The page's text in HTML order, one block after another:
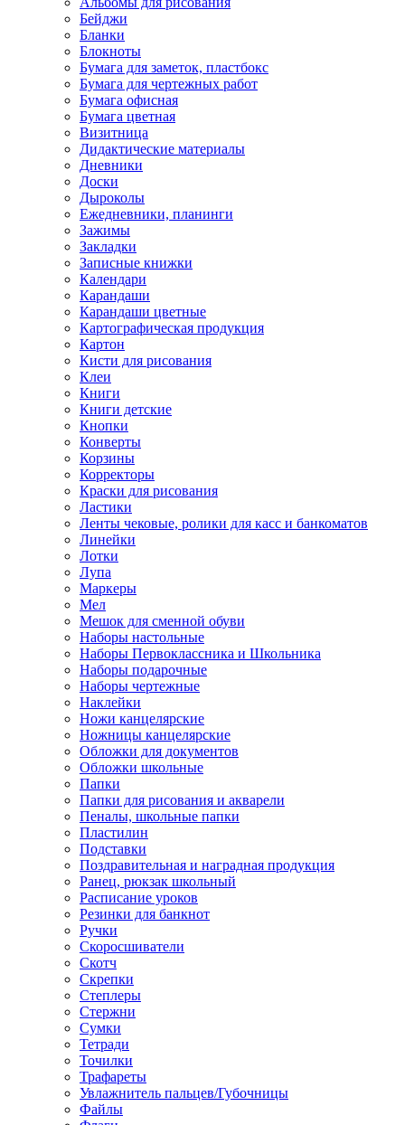
Бейджи
Бланки
Блокноты
Бумага для заметок, пластбокс
Бумага для чертежных работ
Бумага офисная
Бумага цветная
Визитница
Дидактические материалы
Дневники
Доски
Дыроколы
Ежедневники, планинги
Зажимы
Закладки
Записные книжки
Календари
Карандаши
Карандаши цветные
Картографическая продукция
Картон
Кисти для рисования
Клеи
Книги
Книги детские
Кнопки
Конверты
Корзины
Корректоры
Краски для рисования
Ластики
Ленты чековые, ролики для касс и банкоматов
Линейки
Лотки
Лупа
Маркеры
Мел
Мешок для сменной обуви
Наборы настольные
Наборы Первоклассника и Школьника
Наборы подарочные
Наборы чертежные
Наклейки
Ножи канцелярские
Ножницы канцелярские
Обложки для документов
Обложки школьные
Папки
Папки для рисования и акварели
Пеналы, школьные папки
Пластилин
Подставки
Поздравительная и наградная продукция
Ранец, рюкзак школьный
Расписание уроков
Резинки для банкнот
Ручки
Скоросшиватели
Скотч
Скрепки
Степлеры
Стержни
Сумки
Тетради
Точилки
Трафареты
Увлажнитель пальцев/Губочницы
Файлы